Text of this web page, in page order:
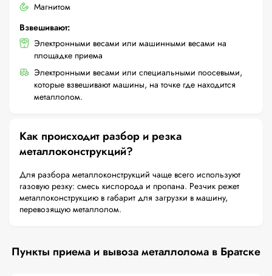
Магнитом
Взвешивают:
Электронными весами или машинными весами на
площадке приема
Электронными весами или специальными поосевыми,
которые взвешивают машины, на точке где находится
металлолом.
Как происходит разбор и резка
металлоконструкций?
Для разбора металлоконструкций чаще всего используют
газовую резку: смесь кислорода и пропана. Резчик режет
металлоконструкцию в габарит для загрузки в машину,
перевозящую металлолом.
Пункты приема и вывоза металлолома в Братске